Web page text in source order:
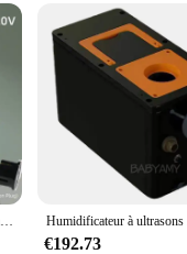
controls that
are not just a
Starlight-Humidificateur d'aromathérapie, atomiseur de reconstitution d'eau de grande capacité de 650ml, vaporisateur de lumière ambiante intelligent pour la maison
€192.73